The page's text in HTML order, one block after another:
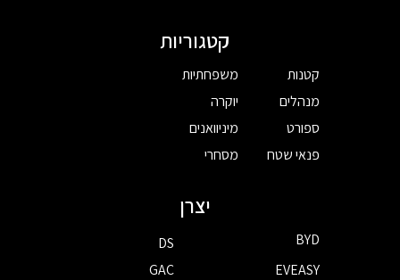
קטגוריות
קטנות
מנהלים
ספורט
פנאי שטח
משפחתיות
יוקרה
מיניוואנים
מסחרי
יצרן
BYD
DS
EVEASY
GAC